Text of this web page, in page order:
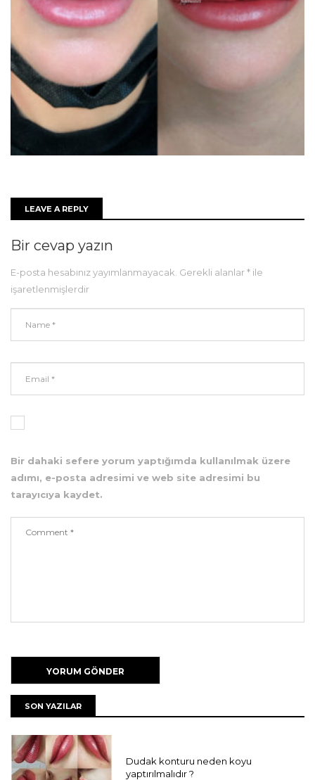
LEAVE A REPLY
Bir cevap yazın
E-posta hesabınız yayımlanmayacak. Gerekli alanlar* ile
işaretlenmişlerdir
Bir dahaki sefere yorum yaptığımda kullanılmak üzere
adımı, e-posta adresimi ve web site adresimi bu
tarayıcıya kaydet.
SON YAZILAR
Dudak konturu neden koyu
yaptırılmalıdır ?